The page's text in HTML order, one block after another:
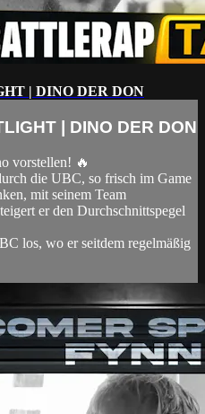
| DINO DER DON
| DINO DER DON
vorstellen! 🔥
die UBC, so frisch im Game
mit seinem Team
er den Durchschnittspegel
los, wo er seitdem regelmäßig